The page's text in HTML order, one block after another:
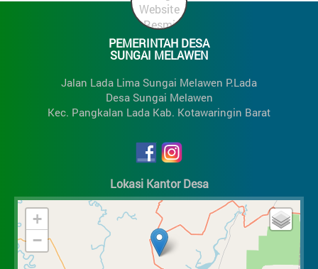
PEMERINTAH DESA
SUNGAI MELAWEN
Jalan Lada Lima Sungai Melawen P.Lada
Desa Sungai Melawen
Kec. Pangkalan Lada Kab. Kotawaringin Barat
Lokasi Kantor Desa
+
−